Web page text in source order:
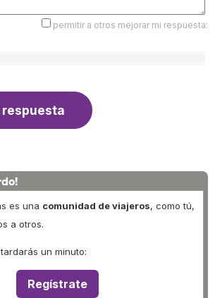
permitir a otros mejorar mi respuesta:
es una comunidad de viajeros, como tú,
a otros.
un minuto:
Regístrate